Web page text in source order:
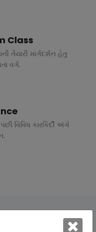
Class
તૈયારી માર્ગદર્શન હેતુ
વર્ગ.
વિવિધ કારકિર્દી અંગે